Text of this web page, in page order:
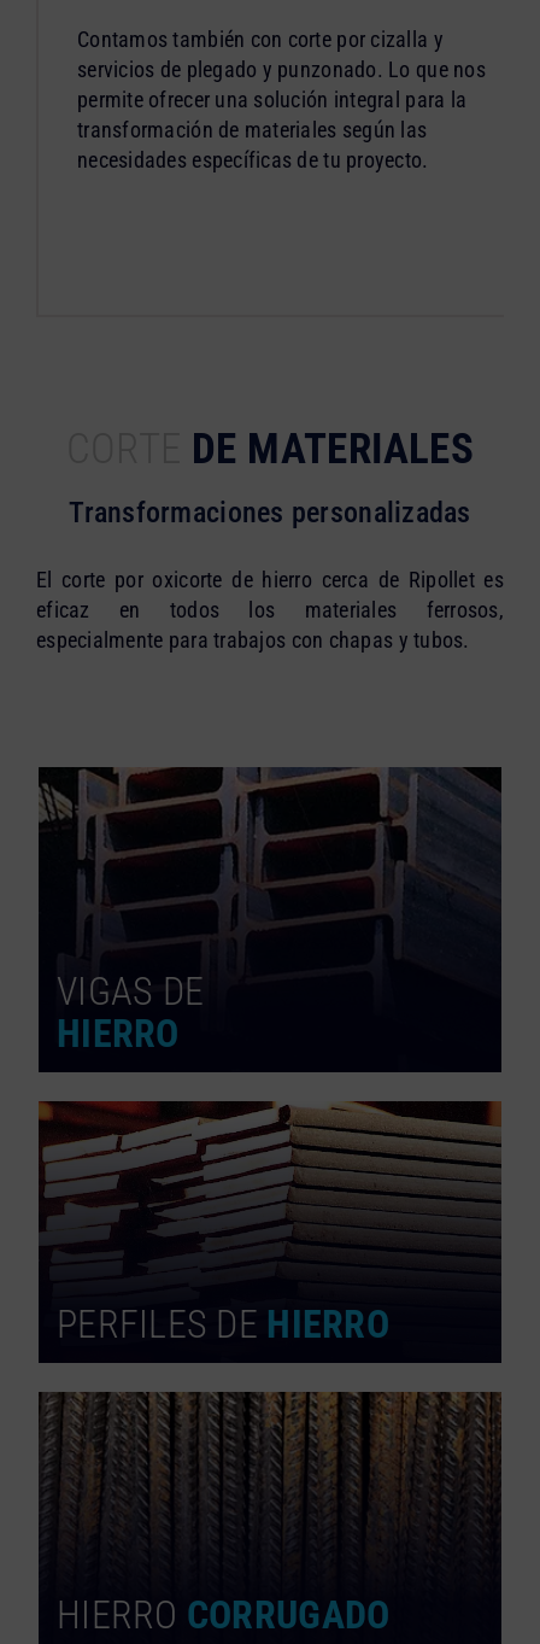
Contamos también con corte por cizalla y
servicios de plegado y punzonado. Lo que nos
permite ofrecer una solución integral para la
transformación de materiales según las
necesidades específicas de tu proyecto.
DE MATERIALES
Transformaciones personalizadas
El corte por oxicorte de hierro cerca de Ripollet es
eficaz en todos los materiales ferrosos,
especialmente para trabajos con chapas y tubos.
VIGAS DE
HIERRO
PERFILES DE HIERRO
HIERRO CORRUGADO